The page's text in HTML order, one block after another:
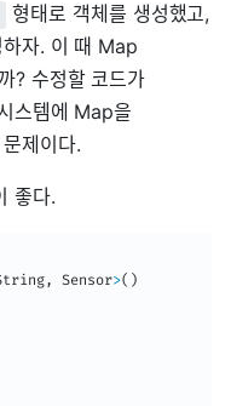
형태로 객체를 생성했고,
자. 이 때 Map
? 수정할 코드가
스템에 Map을
제이다.
좋다.
, Sensor>( )